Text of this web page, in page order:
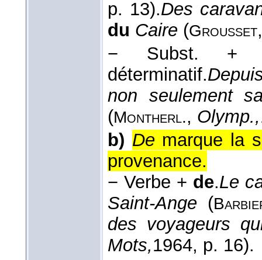
p. 13).Des
du Caire (Grousset
− Subst.
déterminatif.
non seulement
(Montherl., Olymp.,
b) De marque la
provenance.
−Verbe + de.Le
Saint-Ange (
des voyageurs
Mots,1964, p. 16).